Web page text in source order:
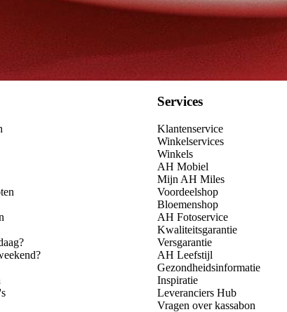
Services
Klantenservice
Winkelservices
Winkels
AH Mobiel
Mijn AH Miles
Voordeelshop
Bloemenshop
AH Fotoservice
Kwaliteitsgarantie
Versgarantie
AH Leefstijl
Gezondheidsinformatie
Inspiratie
Leveranciers Hub
Vragen over kassabon